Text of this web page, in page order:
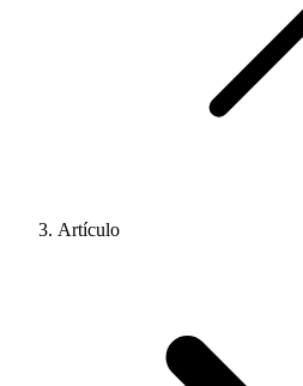
Artículo